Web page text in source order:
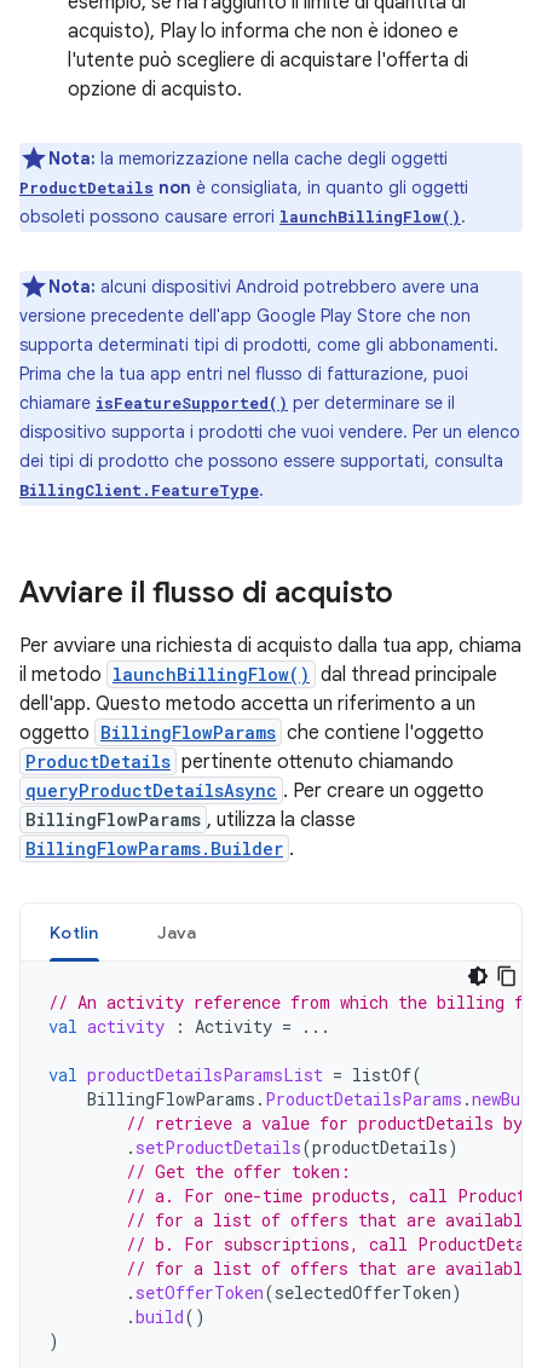
acquisto), Play lo informa che non è idoneo e
l'utente può scegliere di acquistare l'offerta di
opzione di acquisto.
Nota: la memorizzazione nella cache degli oggetti
ProductDetails non è consigliata, in quanto gli oggetti
obsoleti possono causare errori launchBillingFlow().
Nota: alcuni dispositivi Android potrebbero avere una
versione precedente dell'app Google Play Store che non
supporta determinati tipi di prodotti, come gli abbonamenti.
Prima che la tua app entri nel flusso di fatturazione, puoi
chiamare isFeatureSupported() per determinare se il
dispositivo supporta i prodotti che vuoi vendere. Per un elenco
dei tipi di prodotto che possono essere supportati, consulta
BillingClient.FeatureType.
Avviare il flusso di acquisto
Per avviare una richiesta di acquisto dalla tua app, chiama
il metodo launchBillingFlow() dal thread principale
dell'app. Questo metodo accetta un riferimento a un
oggetto BillingFlowParams che contiene l'oggetto
ProductDetails pertinente ottenuto chiamando
queryProductDetailsAsync . Per creare un oggetto
BillingFlowParams , utilizza la classe
BillingFlowParams.Builder .
Kotlin Java
// An activity reference from which the billing
val activity : Activity = ...
val productDetailsParamsList = listOf(
BillingFlowParams . ProductDetailsParams .
// retrieve a value for productDetails by
. setProductDetails(productDetails)
// Get the offer token:
// a. For one-time products, call
// for a list of offers that are available
// b. For subscriptions, call
// for a list of offers that are available
. setOfferToken(selectedOfferToken)
.build()
)